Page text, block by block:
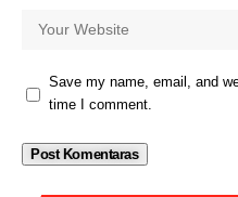
Save my name, email, and
time I comment.